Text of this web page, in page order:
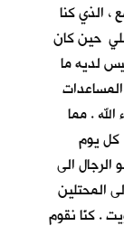
، الذي كنا
حين كان
لديه ما
. مما
كل يوم
الى
المحتلين
. كنّا نقوم